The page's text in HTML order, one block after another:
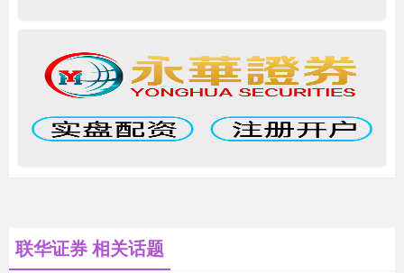
联华证券 相关话题